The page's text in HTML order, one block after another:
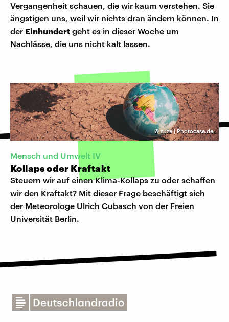
Vergangenheit schauen, die wir kaum verstehen. Sie
ängstigen uns, weil wir nichts dran ändern können. In
der Einhundert geht es in dieser Woche um
Nachlässe, die uns nicht kalt lassen.
©suze | Photocase.de
​Mensch und Umwelt IV
Kollaps oder Kraftakt
Steuern wir auf einen Klima-Kollaps zu oder schaffen
wir den Kraftakt? Mit dieser Frage beschäftigt sich
der Meteorologe Ulrich Cubasch von der Freien
Universität Berlin.